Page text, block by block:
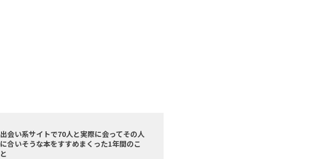
出会い系サイトで70人と実際に会ってその人
に合いそうな本をすすめまくった1年間のこ
と